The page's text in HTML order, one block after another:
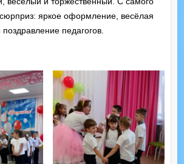
яркое оформление, весёлая
педагогов.